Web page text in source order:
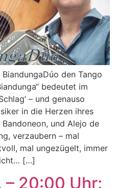
den Tango
bedeutet im
– und genauso
in die Herzen ihres
und Alejo de
verzaubern – mal
mal ungezügelt, immer
[…]
– 20:00 Uhr: